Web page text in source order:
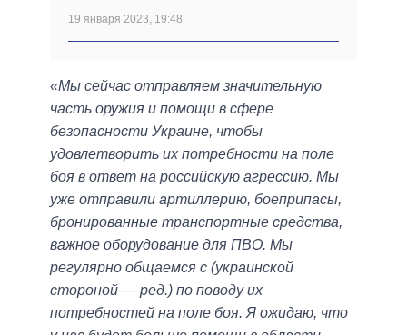
19 января 2023, 19:48
«Мы сейчас отправляем значительную
часть оружия и помощи в сфере
безопасности Украине, чтобы
удовлетворить их потребности на поле
боя в ответ на российскую агрессию. Мы
уже отправили артиллерию, боеприпасы,
бронированные транспортные средства,
важное оборудование для ПВО. Мы
регулярно общаемся с (украинской
стороной — ред.) по поводу их
потребностей на поле боя. Я ожидаю, что